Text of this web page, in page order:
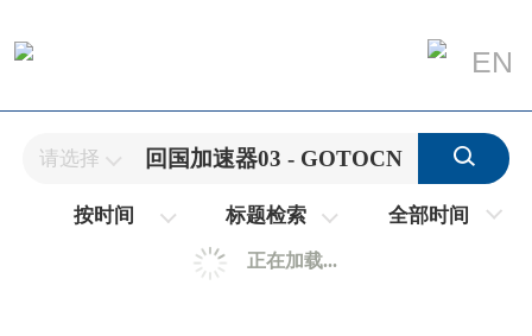
EN
请选择
按时间 标题检索 全部时间
正在加载...